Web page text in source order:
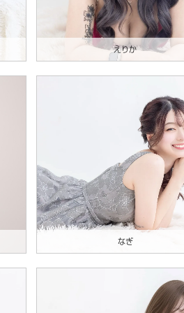
えりか
なぎ